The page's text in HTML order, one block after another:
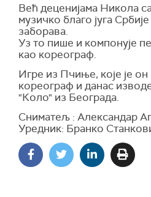
Већ деценијама Никола
музичко благо југа
заборава.
Уз то пише и компонује
као кореограф.
Игре из Пчиње, које је
кореограф и данас
"Коло" из Београда.
Сниматељ : Александар
Уредник: Бранко